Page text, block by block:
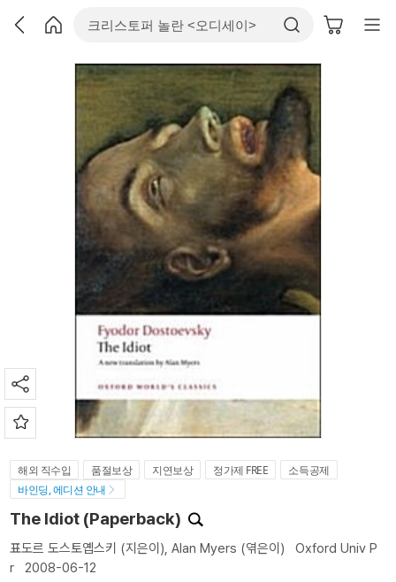
해외 직수입 품절보상 지연보상 정가제 FREE
소득공제
바인딩, 에디션 안내
The Idiot (Paperback)
표도르 도스토옙스키 (지은이), Alan Myers (엮은이) Oxford Univ P
r 2008-06-12